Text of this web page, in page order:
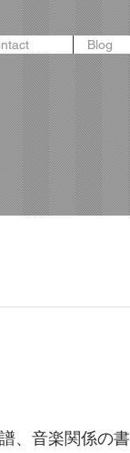
Blog
、音楽関係の